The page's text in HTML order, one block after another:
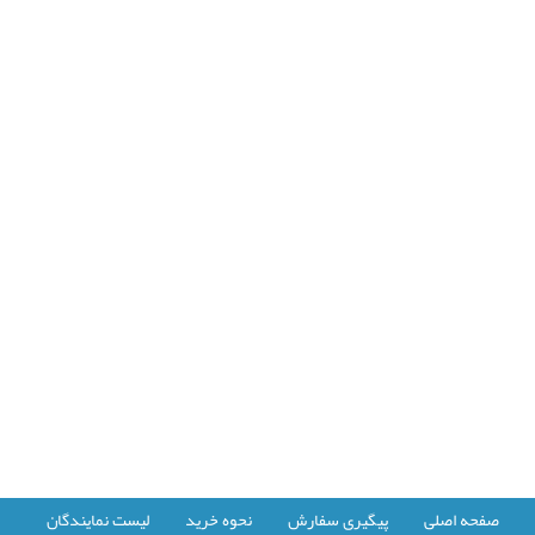
صفحه اصلی پیگیری سفارش نحوه خرید لیست نمایندگان